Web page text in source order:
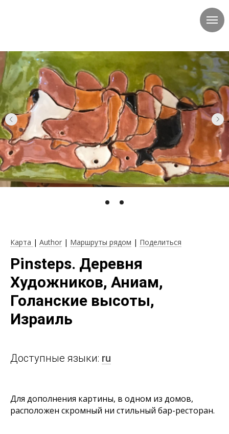
Карта | Author | Маршруты рядом | Поделиться
Pinsteps. Деревня
Художников, Аниам,
Голанские высоты,
Израиль
Доступные языки: ru
Для дополнения картины, в одном из домов,
расположен скромный ни стильный бар-ресторан.